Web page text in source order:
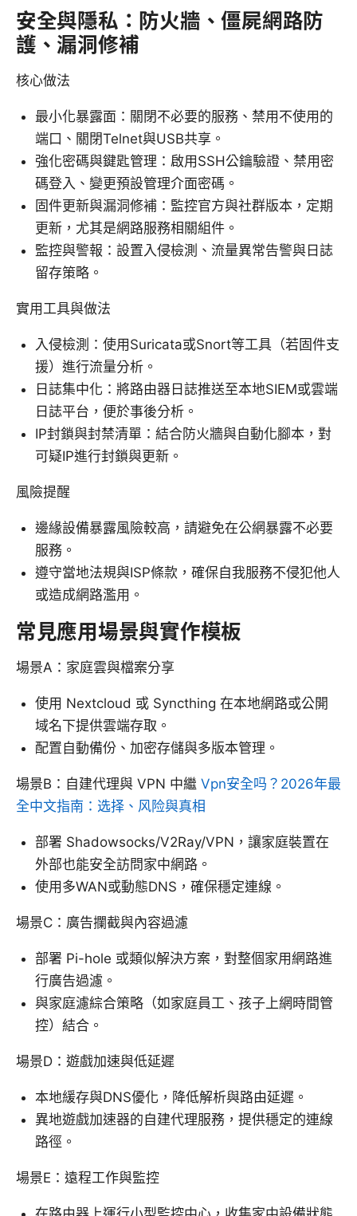
安全與隱私：防火牆、僵屍網路防
護、漏洞修補
核心做法
最小化暴露面：關閉不必要的服務、禁用不使用的
端口、關閉Telnet與USB共享。
強化密碼與鍵匙管理：啟用SSH公鑰驗證、禁用密
碼登入、變更預設管理介面密碼。
固件更新與漏洞修補：監控官方與社群版本，定期
更新，尤其是網路服務相關組件。
監控與警報：設置入侵檢測、流量異常告警與日誌
留存策略。
實用工具與做法
入侵檢測：使用Suricata或Snort等工具（若固件支
援）進行流量分析。
日誌集中化：將路由器日誌推送至本地SIEM或雲端
日誌平台，便於事後分析。
IP封鎖與封禁清單：結合防火牆與自動化腳本，對
可疑IP進行封鎖與更新。
風險提醒
邊緣設備暴露風險較高，請避免在公網暴露不必要
服務。
遵守當地法規與ISP條款，確保自我服務不侵犯他人
或造成網路濫用。
常見應用場景與實作模板
場景A：家庭雲與檔案分享
使用 Nextcloud 或 Syncthing 在本地網路或公開
域名下提供雲端存取。
配置自動備份、加密存儲與多版本管理。
場景B：自建代理與 VPN 中繼 Vpn安全吗？2026年最
全中文指南：选择、风险與真相
部署 Shadowsocks/V2Ray/VPN，讓家庭裝置在
外部也能安全訪問家中網路。
使用多WAN或動態DNS，確保穩定連線。
場景C：廣告攔截與內容過濾
部署 Pi-hole 或類似解決方案，對整個家用網路進
行廣告過濾。
與家庭濾綜合策略（如家庭員工、孩子上網時間管
控）結合。
場景D：遊戲加速與低延遲
本地緩存與DNS優化，降低解析與路由延遲。
異地遊戲加速器的自建代理服務，提供穩定的連線
路徑。
場景E：遠程工作與監控